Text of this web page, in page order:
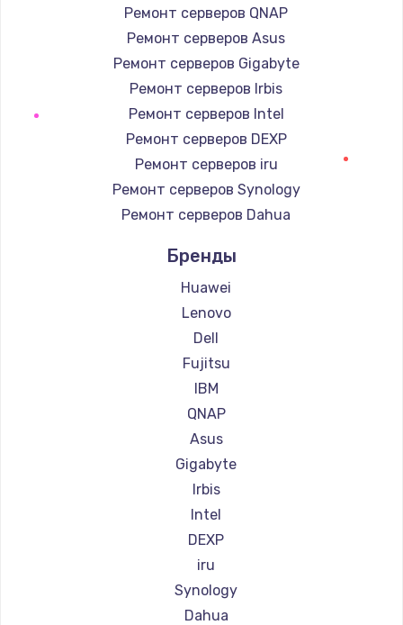
Заказать
Замена южного моста
Заказать
Замена контроллера питания
1490 руб.
Замена тачпада
Заказать
Заказать
Замена материнской платы
Заказать
Ремонт серверов QNAP
Ремонт серверов Asus
Ремонт серверов Gigabyte
Ремонт серверов Irbis
Ремонт серверов Intel
Ремонт серверов DEXP
Ремонт серверов iru
Ремонт серверов Synology
Ремонт серверов Dahua
Бренды
Huawei
Lenovo
Dell
Fujitsu
IBM
QNAP
Asus
Gigabyte
Irbis
Intel
DEXP
iru
Synology
Dahua